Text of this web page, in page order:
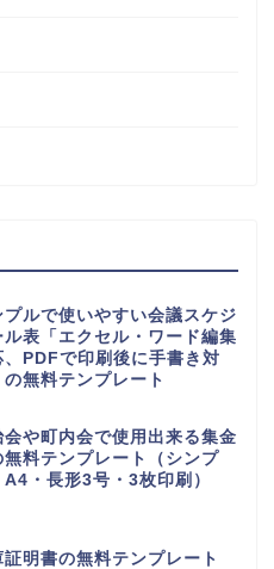
プルで使いやすい会議スケジ
ル表「エクセル・ワード編集
、PDFで印刷後に手書き対
の無料テンプレート
会や町内会で使用出来る集金
無料テンプレート（シンプ
A4・長形3号・3枚印刷）
証明書の無料テンプレート